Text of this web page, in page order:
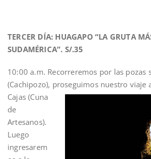
TERCER DÍA: HUAGAPO “LA GRUTA
SUDAMÉRICA”. S/.35
10:00 a.m. Recorreremos por las pozas
(Cachipozo), proseguimos nuestro viaje
Cajas (Cuna
de
Artesanos).
Luego
ingresarem